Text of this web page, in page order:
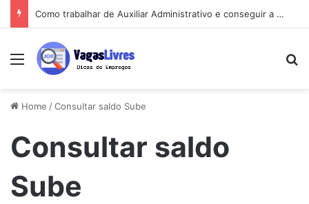
Como trabalhar de Auxiliar Administrativo e conseguir a primeira vaga rápido
Menu
Home /Consultar saldo Sube
Consultar saldo
Sube